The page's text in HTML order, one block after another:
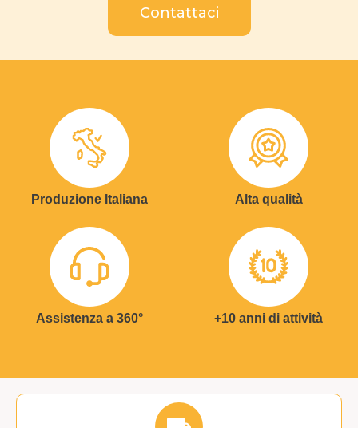
Contattaci
Produzione Italiana Alta qualità
Assistenza a 360° +10 anni di attività